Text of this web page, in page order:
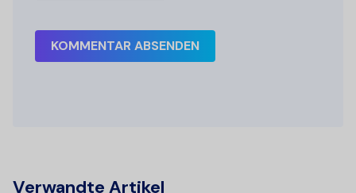
KOMMENTAR ABSENDEN
Verwandte Artikel